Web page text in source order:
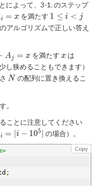
によって、3-1. のステップ
i = x を満たす 1\le
i\lt
1 ≤ i < j
アルゴリズムで正しい答え
Aj = x を満たすx
x は
x\lt
N
し狭めることもできます）
N
N の配列に置き換えるこ
。
ことに注意してください
i = i − 105 の場合）。
Copy
;